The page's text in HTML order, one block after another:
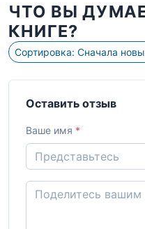
ЧТО ВЫ
КНИГЕ?
Сортировка: Сначала
Оставить отзыв
Ваше имя *